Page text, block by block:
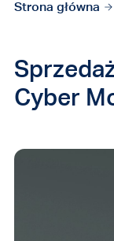
Strona główna
Cyber